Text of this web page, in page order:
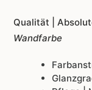
Qualität |
Wandfarbe